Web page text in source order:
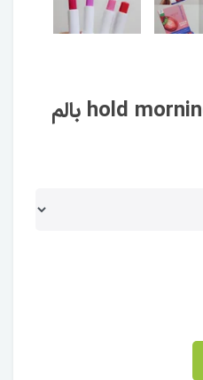
بالم لب دوپ لبلو hold morning بالم